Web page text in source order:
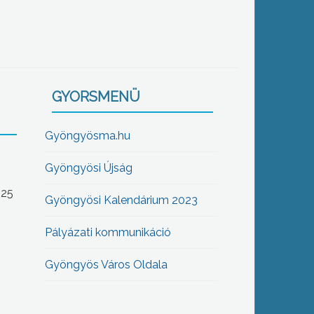
GYORSMENÜ
Gyöngyösma.hu
Gyöngyösi Újság
Gyöngyösi Kalendárium 2023
Pályázati kommunikáció
Gyöngyös Város Oldala